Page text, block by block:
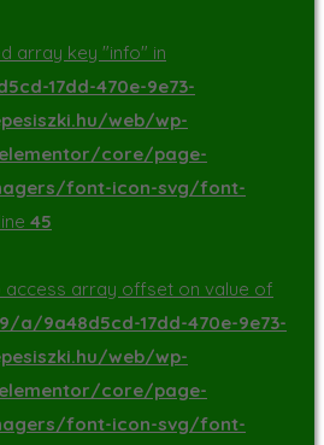
array key "info" in
17dd-470e-9e73-
web/wp-
core/page-
font-icon-svg/font-
45
access array offset on value of
a/9a48d5cd-17dd-470e-9e73-
web/wp-
core/page-
font-icon-svg/font-